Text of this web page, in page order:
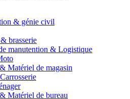
& génie civil
brasserie
manutention & Logistique
Matériel de magasin
Matériel de bureau